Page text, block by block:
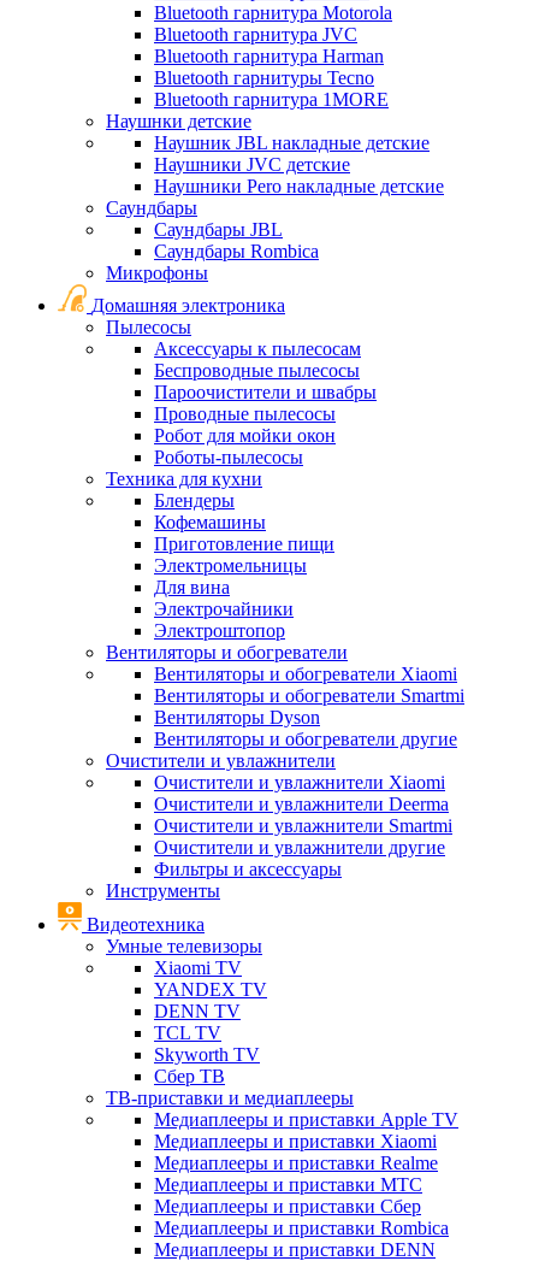
Bluetooth гарнитура Motorola
Bluetooth гарнитура JVC
Bluetooth гарнитура Harman
Bluetooth гарнитуры Tecno
Bluetooth гарнитура 1MORE
Наушнки детские
Наушник JBL накладные детские
Наушники JVC детские
Наушники Pero накладные детские
Саундбары
Саундбары JBL
Саундбары Rombica
Микрофоны
Домашняя электроника
Пылесосы
Аксессуары к пылесосам
Беспроводные пылесосы
Пароочистители и швабры
Проводные пылесосы
Робот для мойки окон
Роботы-пылесосы
Техника для кухни
Блендеры
Кофемашины
Приготовление пищи
Электромельницы
Для вина
Электрочайники
Электроштопор
Вентиляторы и обогреватели
Вентиляторы и обогреватели Xiaomi
Вентиляторы и обогреватели Smartmi
Вентиляторы Dyson
Вентиляторы и обогреватели другие
Очистители и увлажнители
Очистители и увлажнители Xiaomi
Очистители и увлажнители Deerma
Очистители и увлажнители Smartmi
Очистители и увлажнители другие
Фильтры и аксессуары
Инструменты
Видеотехника
Умные телевизоры
Xiaomi TV
YANDEX TV
DENN TV
TCL TV
Skyworth TV
Сбер ТВ
ТВ-приставки и медиаплееры
Медиаплееры и приставки Apple TV
Медиаплееры и приставки Xiaomi
Медиаплееры и приставки Realme
Медиаплееры и приставки МТС
Медиаплееры и приставки Сбер
Медиаплееры и приставки Rombica
Медиаплееры и приставки DENN